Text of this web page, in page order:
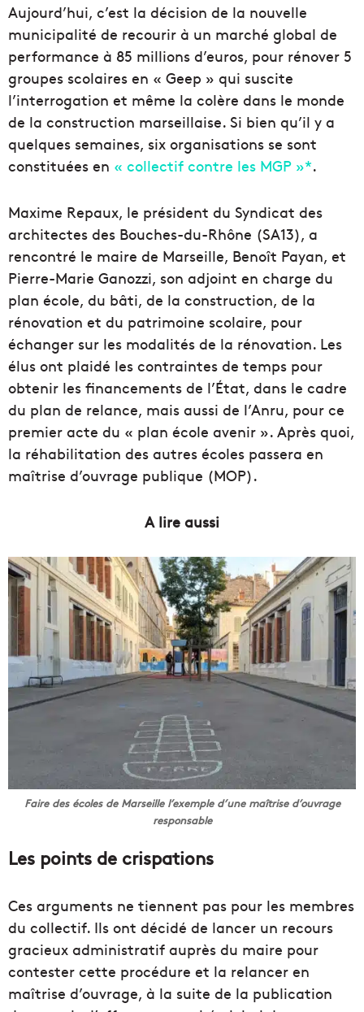
Aujourd’hui, c’est la décision de la nouvelle
municipalité de recourir à un marché global de
performance à 85 millions d’euros, pour rénover 5
groupes scolaires en « Geep » qui suscite
l’interrogation et même la colère dans le monde
de la construction marseillaise. Si bien qu’il y a
quelques semaines, six organisations se sont
constituées en « collectif contre les MGP »*.
Maxime Repaux, le président du Syndicat des
architectes des Bouches-du-Rhône (SA13), a
rencontré le maire de Marseille, Benoît Payan, et
Pierre-Marie Ganozzi, son adjoint en charge du
plan école, du bâti, de la construction, de la
rénovation et du patrimoine scolaire, pour
échanger sur les modalités de la rénovation. Les
élus ont plaidé les contraintes de temps pour
obtenir les financements de l’État, dans le cadre
du plan de relance, mais aussi de l’Anru, pour ce
premier acte du « plan école avenir ». Après quoi,
la réhabilitation des autres écoles passera en
maîtrise d’ouvrage publique (MOP).
A lire aussi
Faire des écoles de Marseille l’exemple d’une maîtrise d’ouvrage
responsable
Les points de crispations
Ces arguments ne tiennent pas pour les membres
du collectif. Ils ont décidé de lancer un recours
gracieux administratif auprès du maire pour
contester cette procédure et la relancer en
maîtrise d’ouvrage, à la suite de la publication